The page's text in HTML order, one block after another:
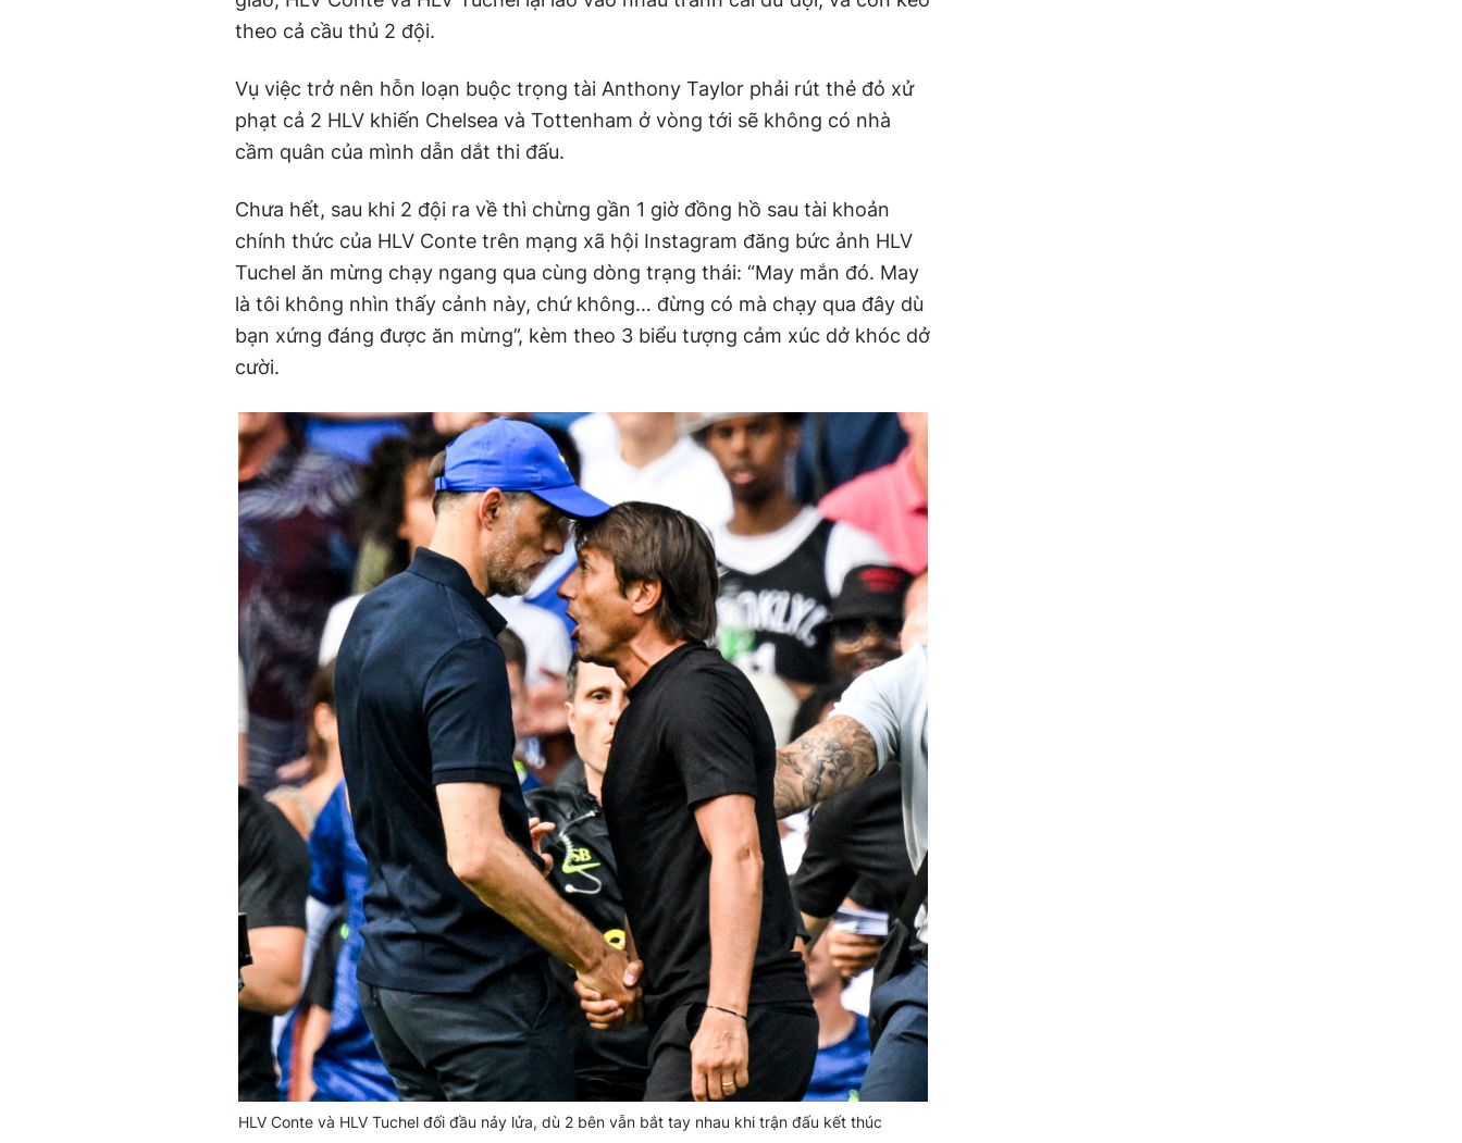
theo cả cầu thủ 2 đội.
Vụ việc trở nên hỗn loạn buộc trọng tài Anthony Taylor phải rút thẻ đỏ xử
phạt cả 2 HLV khiến Chelsea và Tottenham ở vòng tới sẽ không có nhà
cầm quân của mình dẫn dắt thi đấu.
Chưa hết, sau khi 2 đội ra về thì chừng gần 1 giờ đồng hồ sau tài khoản
chính thức của HLV Conte trên mạng xã hội Instagram đăng bức ảnh HLV
Tuchel ăn mừng chạy ngang qua cùng dòng trạng thái: “May mắn đó. May
là tôi không nhìn thấy cảnh này, chứ không… đừng có mà chạy qua đây dù
bạn xứng đáng được ăn mừng”, kèm theo 3 biểu tượng cảm xúc dở khóc dở
cười.
HLV Conte và HLV Tuchel đối đầu nảy lửa, dù 2 bên vẫn bắt tay nhau khi trận đấu kết thúc